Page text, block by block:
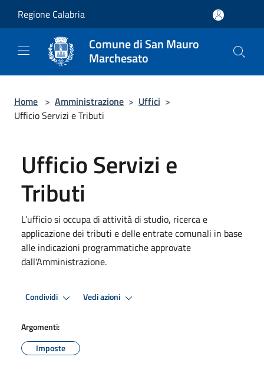
Regione Calabria
Comune di San Mauro
Marchesato
Home > Amministrazione > Uffici >
Ufficio Servizi e Tributi
Ufficio Servizi e
Tributi
L’ufficio si occupa di attività di studio, ricerca e
applicazione dei tributi e delle entrate comunali in base
alle indicazioni programmatiche approvate
dall'Amministrazione.
Condividi Vedi azioni
Argomenti:
Imposte